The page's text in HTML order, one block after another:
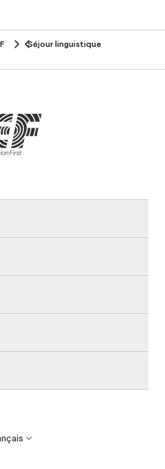
Séjour linguistique